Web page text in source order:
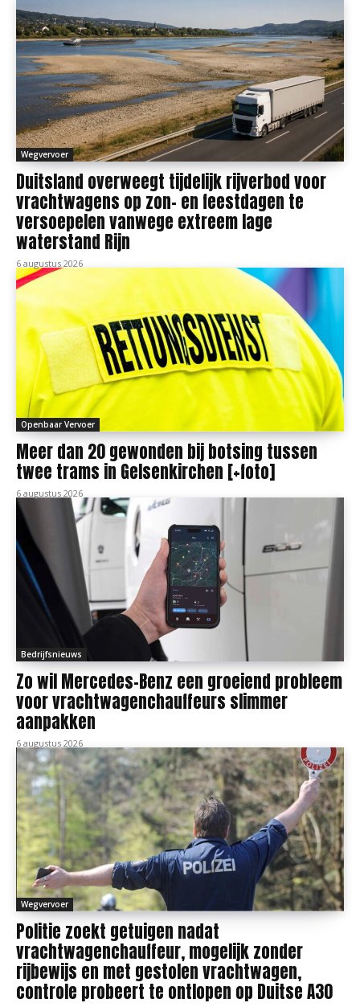
Wegvervoer
Duitsland overweegt tijdelijk rijverbod voor
vrachtwagens op zon- en feestdagen te
versoepelen vanwege extreem lage
waterstand Rijn
6 augustus 2026
Openbaar Vervoer
Meer dan 20 gewonden bij botsing tussen
twee trams in Gelsenkirchen [+foto]
6 augustus 2026
Bedrijfsnieuws
Zo wil Mercedes-Benz een groeiend probleem
voor vrachtwagenchauffeurs slimmer
aanpakken
6 augustus 2026
Wegvervoer
Politie zoekt getuigen nadat
vrachtwagenchauffeur, mogelijk zonder
rijbewijs en met gestolen vrachtwagen,
controle probeert te ontlopen op Duitse A30